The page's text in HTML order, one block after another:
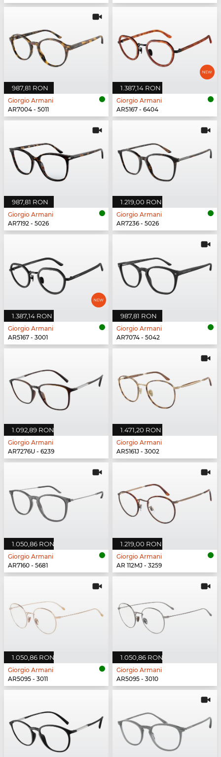
987,81 RON
Giorgio Armani
AR7004 - 5011
1.387,14 RON
Giorgio Armani
AR5167 - 6404
987,81 RON
Giorgio Armani
AR7192 - 5026
1.219,00 RON
Giorgio Armani
AR7236 - 5026
1.387,14 RON
Giorgio Armani
AR5167 - 3001
987,81 RON
Giorgio Armani
AR7074 - 5042
1.092,89 RON
Giorgio Armani
AR7276U - 6239
1.471,20 RON
Giorgio Armani
AR5161J - 3002
1.050,86 RON
Giorgio Armani
AR7160 - 5681
1.219,00 RON
Giorgio Armani
AR 112MJ - 3259
1.050,86 RON
Giorgio Armani
AR5095 - 3011
1.050,86 RON
Giorgio Armani
AR5095 - 3010